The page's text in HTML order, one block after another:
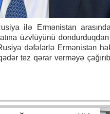
ilə Ermənistan
üzvlüyünü
dəfələrlə Ermənistan
tez qərar verməyə